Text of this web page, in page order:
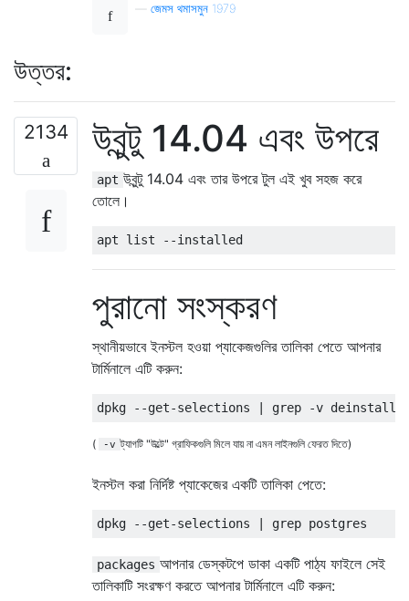
জেমস থমাসমুন 1979
উত্তর:
2134 উবুন্টু 14.04 এবং উপরে
apt উবুন্টু 14.04 এবং তার উপরে টুল এই খুব সহজ করে
তোলে।
পুরানো সংস্করণ
স্থানীয়ভাবে ইনস্টল হওয়া প্যাকেজগুলির তালিকা পেতে আপনার
টার্মিনালে এটি করুন:
dpkg --get-selections | grep -v deinstall
( -v ট্যাগটি "উল্টে" গ্রাফিকগুলি মিলে যায় না এমন লাইনগুলি ফেরত দিতে)
ইনস্টল করা নির্দিষ্ট প্যাকেজের একটি তালিকা পেতে:
dpkg --get-selections | grep postgres
packages আপনার ডেস্কটপে ডাকা একটি পাঠ্য ফাইলে সেই
তালিকাটি সংরক্ষণ করতে আপনার টার্মিনালে এটি করুন: